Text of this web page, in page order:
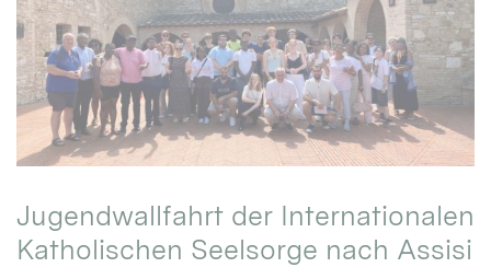
Jugendwallfahrt der Internationalen
Katholischen Seelsorge nach Assisi